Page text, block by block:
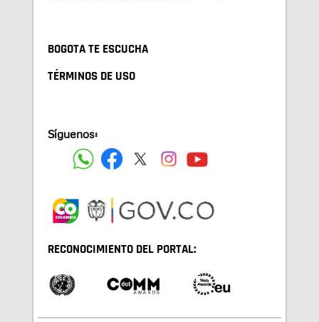
BOGOTA TE ESCUCHA
TÉRMINOS DE USO
Síguenos:
RECONOCIMIENTO DEL PORTAL: